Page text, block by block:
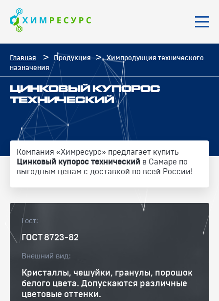
Главная Продукция
Химпродукция технического
назначения
ЦИНКОВЫЙ КУПОРОС
ТЕХНИЧЕСКИЙ
Компания «Химресурс» предлагает купить
Цинковый купорос технический в Самаре по
выгодным ценам с доставкой по всей России!
Гост:
ГОСТ 8723-82
Внешний вид:
Кристаллы, чешуйки, гранулы, порошок
белого цвета. Допускаются различные
цветовые оттенки.